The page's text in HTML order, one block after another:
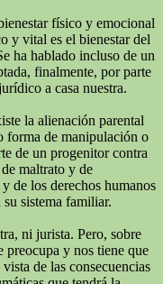
físico y emocional
y vital es el bienestar del
ha hablado incluso de un
finalmente, por parte
a casa nuestra.
la alienación parental
forma de manipulación o
de un progenitor contra
maltrato y de
de los derechos humanos
sistema familiar.
ni jurista. Pero, sobre
preocupa y nos tiene que
de las consecuencias